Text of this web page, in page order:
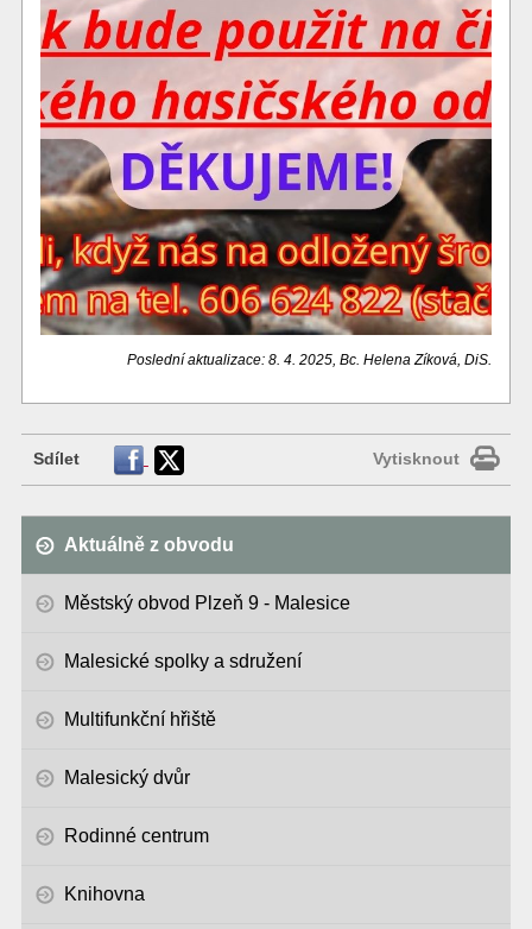
Poslední aktualizace: 8. 4. 2025, Bc. Helena Zíková, DiS.
Sdílet Vytisknout
Aktuálně z obvodu
Městský obvod Plzeň 9 - Malesice
Malesické spolky a sdružení
Multifunkční hřiště
Malesický dvůr
Rodinné centrum
Knihovna